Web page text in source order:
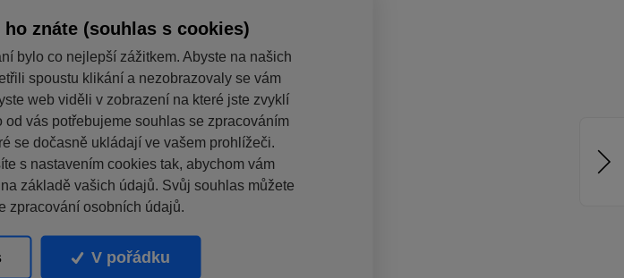
znáte (souhlas s cookies)
bylo co nejlepší zážitkem. Abyste na našich
spoustu klikání a nezobrazovaly se vám
web viděli v zobrazení na které jste zvyklí
vás potřebujeme souhlas se zpracováním
se dočasně ukládají ve vašem prohlížeči.
s nastavením cookies tak, abychom vám
základě vašich údajů. Svůj souhlas můžete
zpracování osobních údajů.
V pořádku